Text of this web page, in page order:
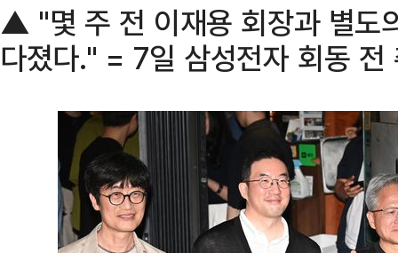
▲ "몇 주 전 이재용 회장과 별도
다졌다." = 7일 삼성전자 회동 전